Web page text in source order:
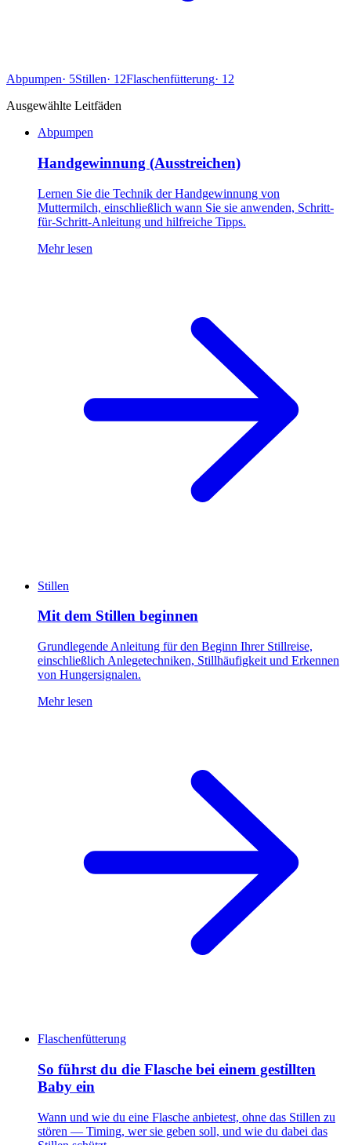
Abpumpen· 5Stillen· 12Flaschenfütterung· 12
Ausgewählte Leitfäden
Abpumpen
Handgewinnung (Ausstreichen)
Lernen Sie die Technik der Handgewinnung von
Muttermilch, einschließlich wann Sie sie anwenden, Schritt-
für-Schritt-Anleitung und hilfreiche Tipps.
Mehr lesen
Stillen
Mit dem Stillen beginnen
Grundlegende Anleitung für den Beginn Ihrer Stillreise,
einschließlich Anlegetechniken, Stillhäufigkeit und Erkennen
von Hungersignalen.
Mehr lesen
Flaschenfütterung
So führst du die Flasche bei einem gestillten
Baby ein
Wann und wie du eine Flasche anbietest, ohne das Stillen zu
stören — Timing, wer sie geben soll, und wie du dabei das